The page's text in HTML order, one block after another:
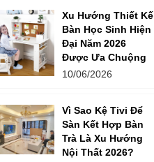
Xu Hướng Thiết Kế
Bàn Học Sinh Hiện
Đại Năm 2026
Được Ưa Chuộng
10/06/2026
Vì Sao Kệ Tivi Để
Sàn Kết Hợp Bàn
Trà Là Xu Hướng
Nội Thất 2026?